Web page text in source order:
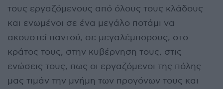
τους εργαζόμενους από όλους τους κλάδους
και ενωμένοι σε ένα μεγάλο ποτάμι να
ακουστεί παντού, σε μεγαλέμπορους, στο
κράτος τους, στην κυβέρνηση τους, στις
ενώσεις τους, πως οι εργαζόμενοι της πόλης
μας τιμάν την μνήμη των προγόνων τους και